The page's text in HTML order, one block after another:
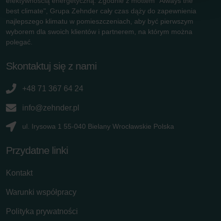
Zehnder Group Nederland bv: Privacyverklaringen
Zehnder Group Sales International: Privacy Policy
Zehnder Group Schweiz AG: Datenschutz
danych Zehnder
Zehnder Group UK Limited: Privacy Policy
best climate", Grupa Zehnder cały czas dąży do zapewnienia
najlepszego klimatu w pomieszczeniach, aby być pierwszym
wyborem dla swoich klientów i partnerem, na którym można
polegać.
Skontaktuj się z nami
+48 71 367 64 24
info@zehnder.pl
ul. Irysowa 1 55-040 Bielany Wrocławskie Polska
Przydatne linki
Kontakt
Warunki współpracy
Polityka prywatności